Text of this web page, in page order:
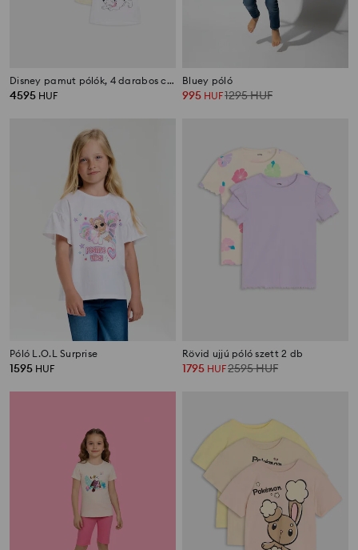
Disney pamut pólók, 4 darabos csomag
4595 HUF
Bluey póló
995 HUF1295HUF
Póló L.O.L Surprise
1595 HUF
Rövid ujjú póló szett 2 db
1795 HUF2595HUF